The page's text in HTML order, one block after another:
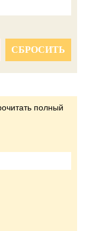
СБРОСИТЬ
полный